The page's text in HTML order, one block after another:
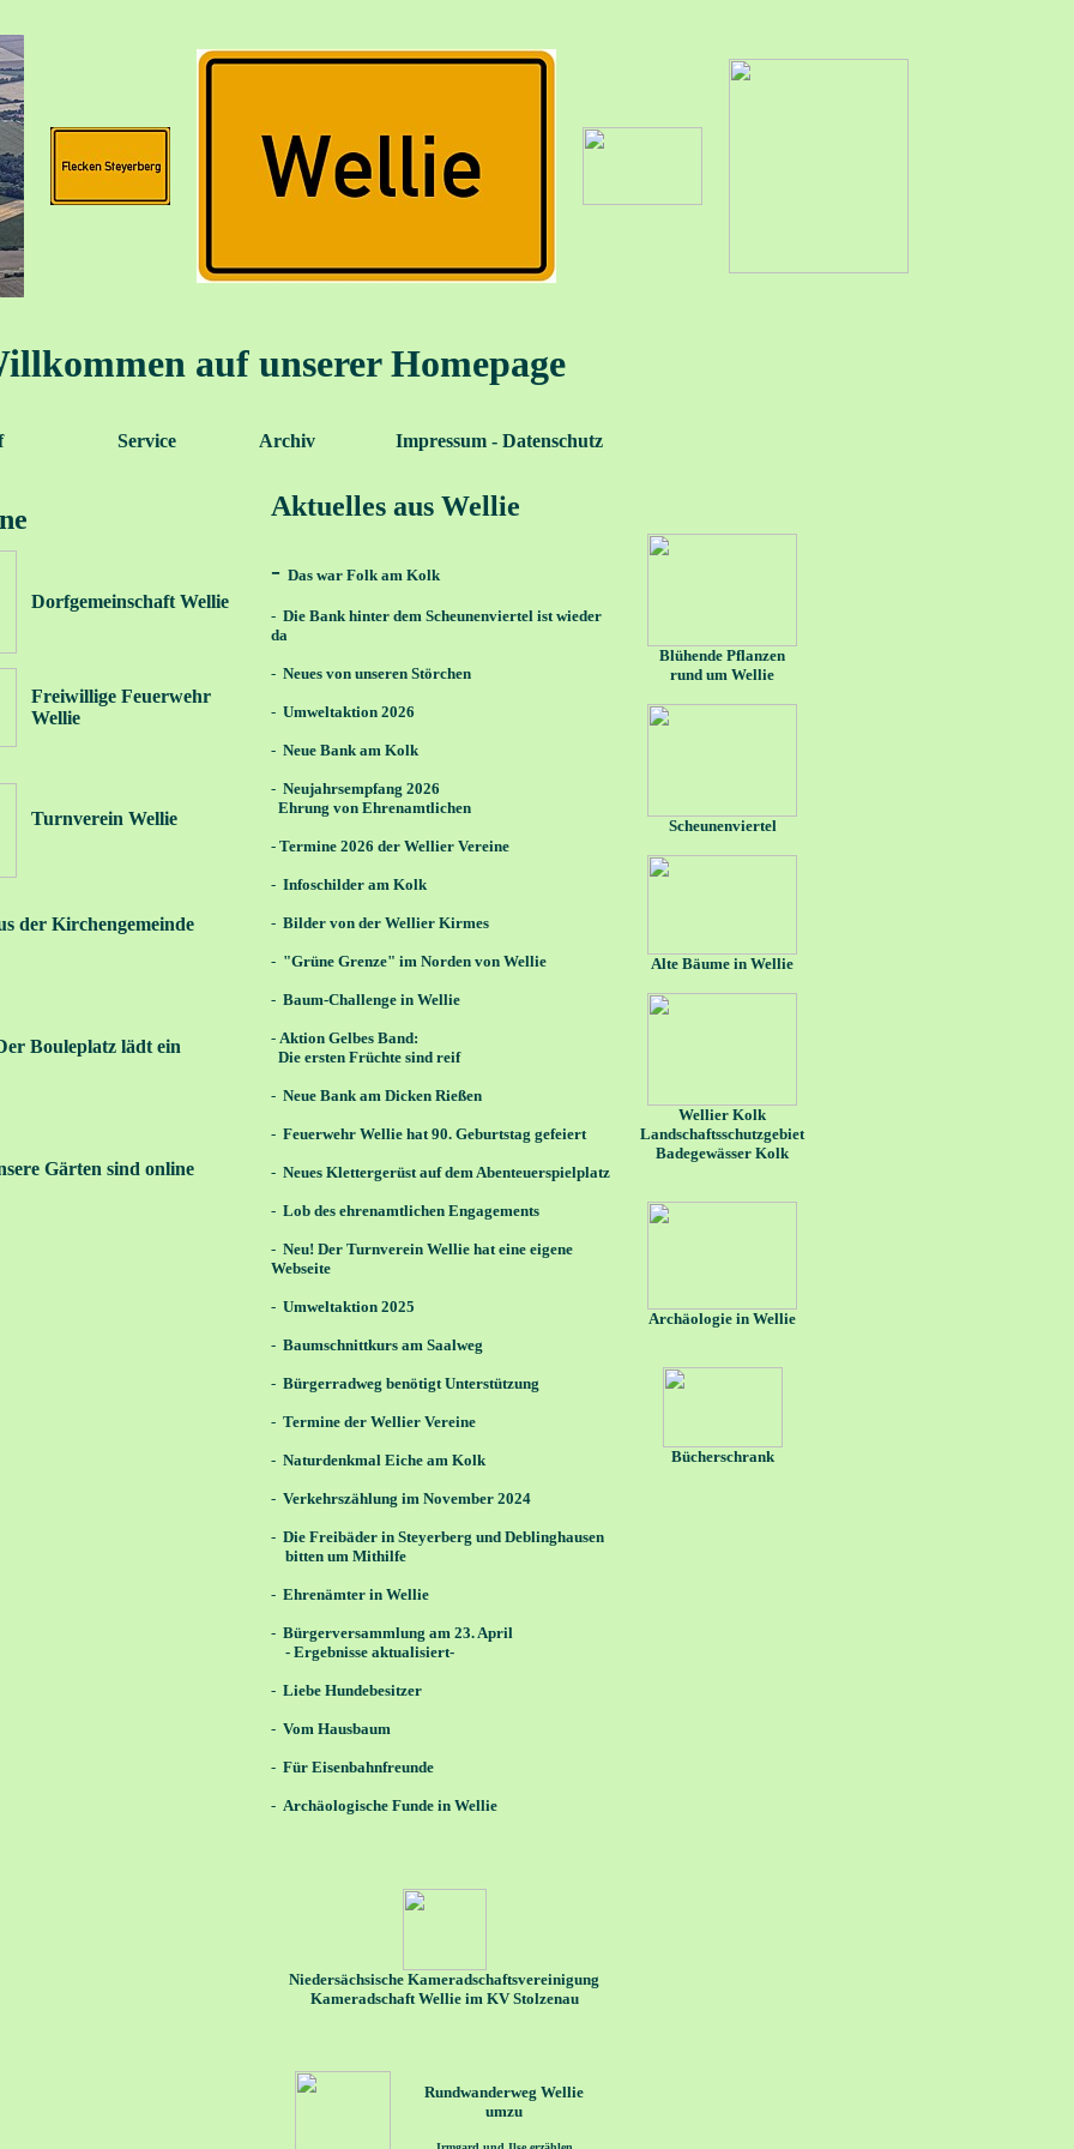
auf unserer Homepage
Service Archiv Impressum - Datenschutz
Dorfgemeinschaft Wellie
Freiwillige Feuerwehr
Wellie
Turnverein Wellie
der Kirchengemeinde
Bouleplatz lädt ein
Gärten sind online
Aktuelles aus Wellie
- Das war Folk am Kolk
- Die Bank hinter dem Scheunenviertel ist wieder
da
- Neues von unseren Störchen
- Umweltaktion 2026
- Neue Bank am Kolk
- Neujahrsempfang 2026
Ehrung von Ehrenamtlichen
- Termine 2026 der Wellier Vereine
- Infoschilder am Kolk
- Bilder von der Wellier Kirmes
- "Grüne Grenze" im Norden von Wellie
- Baum-Challenge in Wellie
- Aktion Gelbes Band:
Die ersten Früchte sind reif
- Neue Bank am Dicken Rießen
- Feuerwehr Wellie hat 90. Geburtstag gefeiert
- Neues Klettergerüst auf dem Abenteuerspielplatz
- Lob des ehrenamtlichen Engagements
- Neu! Der Turnverein Wellie hat eine eigene
Webseite
- Umweltaktion 2025
- Baumschnittkurs am Saalweg
- Bürgerradweg benötigt Unterstützung
- Termine der Wellier Vereine
- Naturdenkmal Eiche am Kolk
- Verkehrszählung im November 2024
- Die Freibäder in Steyerberg und Deblinghausen
bitten um Mithilfe
- Ehrenämter in Wellie
- Bürgerversammlung am 23. April
- Ergebnisse aktualisiert-
- Liebe Hundebesitzer
- Vom Hausbaum
- Für Eisenbahnfreunde
- Archäologische Funde in Wellie
Niedersächsische Kameradschaftsvereinigung
Kameradschaft Wellie im KV Stolzenau
Rundwanderweg Wellie
umzu
Blühende Pflanzen
rund um Wellie
Scheunenviertel
Alte Bäume in Wellie
Wellier Kolk
Landschaftsschutzgebiet
Badegewässer Kolk
Archäologie in Wellie
Bücherschrank